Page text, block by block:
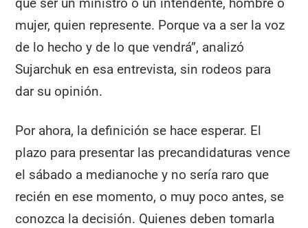
que ser un ministro o un intendente, hombre o
mujer, quien represente. Porque va a ser la voz
de lo hecho y de lo que vendrá”, analizó
Sujarchuk en esa entrevista, sin rodeos para
dar su opinión.
Por ahora, la definición se hace esperar. El
plazo para presentar las precandidaturas vence
el sábado a medianoche y no sería raro que
recién en ese momento, o muy poco antes, se
conozca la decisión. Quienes deben tomarla